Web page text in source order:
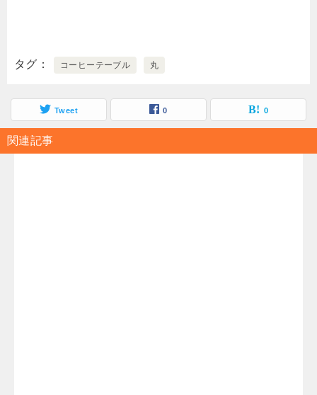
タグ コーヒーテーブル 丸
Tweet 0 0
関連記事